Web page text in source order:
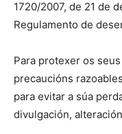
1720/2007, de 21 de
Regulamento de
Para protexer os
precaucións
para evitar a súa
divulgación,